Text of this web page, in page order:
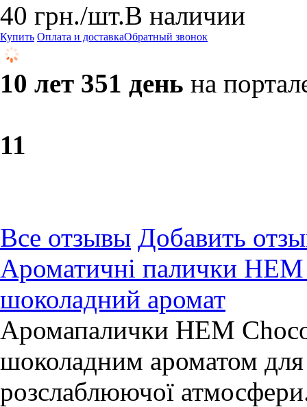
40 грн./шт.В наличии
Купить Оплата и доставкаОбратный звонок
10 лет 351 день на
11
Все отзывы Добавить
Ароматичні палички
шоколадний аромат
Аромапалички HEM
шоколадним ароматом для
розслаблюючої